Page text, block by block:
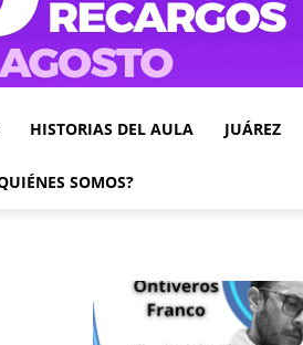
HISTORIAS DEL AULA JUÁREZ
SOMOS?